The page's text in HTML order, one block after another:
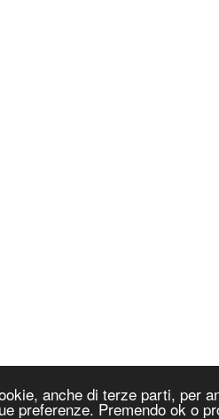
anche di terze parti, per
preferenze. Premendo ok o